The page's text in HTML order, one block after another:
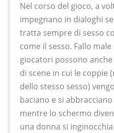
Nel corso del gioco, a
impegnano in dialoghi
tratta sempre di sesso
come il sesso. Fallo
giocatori possono
di scene in cui le coppie
dello stesso sesso)
baciano e si
mentre lo schermo
una donna si